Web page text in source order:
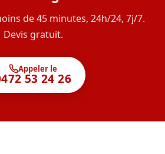
de 45 minutes, 24h/24, 7j/7.
Devis gratuit.
Appeler le
53 24 26